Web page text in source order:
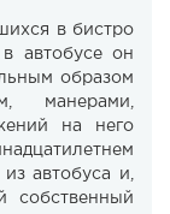
в бистро
автобусе он
образом
на него
автобуса и,
собственный